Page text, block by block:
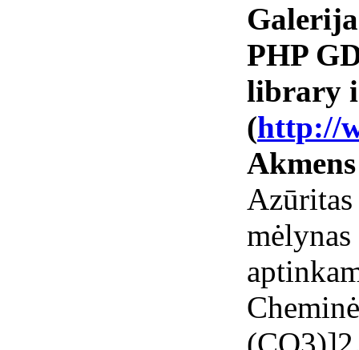
Galerija
PHP
library
(http://